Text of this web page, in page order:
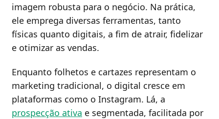
imagem robusta para o negócio. Na prática,
ele emprega diversas ferramentas, tanto
físicas quanto digitais, a fim de atrair, fidelizar
e otimizar as vendas.
Enquanto folhetos e cartazes representam o
marketing tradicional, o digital cresce em
plataformas como o Instagram. Lá, a
prospecção ativa e segmentada, facilitada por